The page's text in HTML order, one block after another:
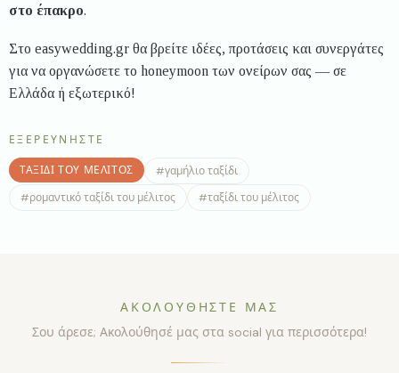
στο έπακρο.
Στο easywedding.gr θα βρείτε ιδέες, προτάσεις και συνεργάτες
για να οργανώσετε το honeymoon των ονείρων σας — σε
Ελλάδα ή εξωτερικό!
ΕΞΕΡΕΥΝΉΣΤΕ
ΤΑΞΊΔΙ ΤΟΥ ΜΈΛΙΤΟΣ #γαμήλιο ταξίδι
#ρομαντικό ταξίδι του μέλιτος #ταξίδι του μέλιτος
ΑΚΟΛΟΥΘΉΣΤΕ ΜΑΣ
Σου άρεσε; Ακολούθησέ μας στα social για περισσότερα!